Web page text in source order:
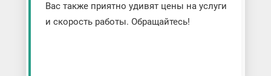
Вас также приятно удивят цены на услуги
и скорость работы. Обращайтесь!